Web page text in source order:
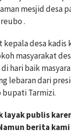
mesjid desa
.
kepala desa kadis
masyarakat
hari baik
lebaran dari
Tarmizi.
publis
berita